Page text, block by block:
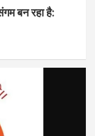
बन रहा है: